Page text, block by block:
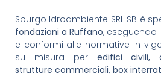
Spurgo Idroambiente SRL SB è
fondazioni a Ruffano, eseguendo
e conformi alle normative in
su misura per edifici civili,
strutture commerciali, box